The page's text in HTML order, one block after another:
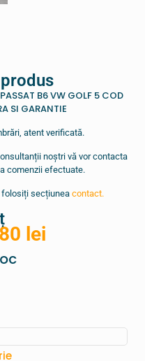
B6 VW GOLF 5 COD
SI GARANTIE
atent verificată.
noștri vă vor contacta
comenzii efectuate.
folosiți secțiunea contact.
lei